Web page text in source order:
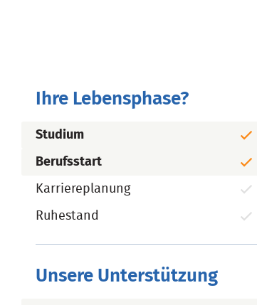
Ihre Lebensphase?
Studium
Berufsstart
Karriereplanung
Ruhestand
Unsere Unterstützung